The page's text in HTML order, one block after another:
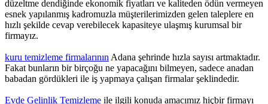
düzeltme dendiğinde ekonomik fiyatları ve kaliteden ödün vermeyen
esnek yapılanmış kadromuzla müşterilerimizden gelen taleplere en
hızlı şekilde cevap verebilecek kapasiteye ulaşmış kurumsal bir
firmayız.
kuru temizleme firmalarının Adana şehrinde hızla sayısı artmaktadır.
Fakat bunların bir birçoğu ne yapacağını bilmeyen, sadece anadan
babadan gördükleri ile iş yapmaya çalışan firmalar şeklindedir.
Evde Gelinlik Temizleme ile ilgili konuda amacımız hiçbir firmayı